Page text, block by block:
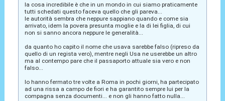
la cosa incredibile è che in un mondo in cui siamo praticamente
tutti schedati questo faceva quello che gli pareva...
le autorità sembra che neppure sappiano quando e come sia
arrivato, idem la povera presunta moglie e la di lei figlia, di cui
non si sanno ancora neppure le generalità...
da quanto ho capito il nome che usava sarebbe falso (ripreso da
quello di un regista vero), mentre negli Usa ne userebbe un altro
ma al contempo pare che il passaporto attuale sia vero e non
falso...
lo hanno fermato tre volte a Roma in pochi giorni, ha partecipato
ad una rissa a campo de fiori e ha garantito sempre lui per la
compagna senza documenti... e non gli hanno fatto nulla...